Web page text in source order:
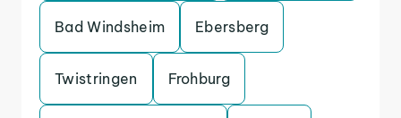
Bad Windsheim Ebersberg
Twistringen Frohburg